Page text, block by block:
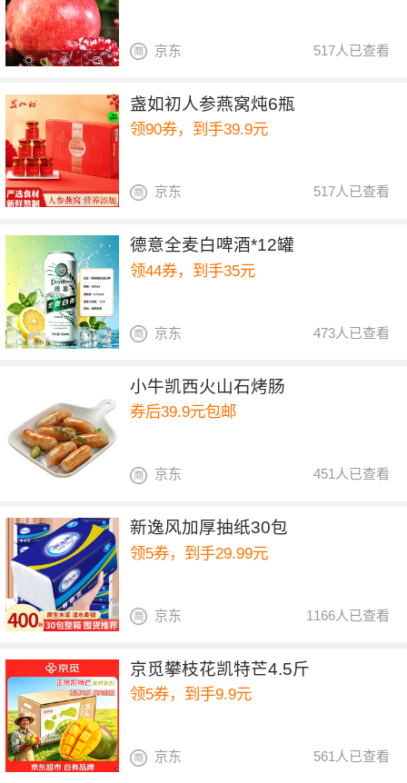
517人已查看
京东
盏如初人参燕窝炖6瓶
领90券，到手39.9元
517人已查看
京东
德意全麦白啤酒*12罐
领44券，到手35元
473人已查看
京东
小牛凯西火山石烤肠
券后39.9元包邮
451人已查看
京东
新逸风加厚抽纸30包
领5券，到手29.99元
1166人已查看
京东
京觅攀枝花凯特芒4.5斤
领5券，到手9.9元
561人已查看
京东